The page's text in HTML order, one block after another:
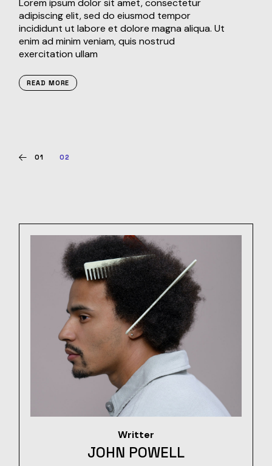
adipiscing elit, sed do eiusmod tempor
incididunt ut labore et dolore magna aliqua. Ut
enim ad minim veniam, quis nostrud
exercitation ullam
READ MORE
POSTS
01 02
Writter
JOHN POWELL